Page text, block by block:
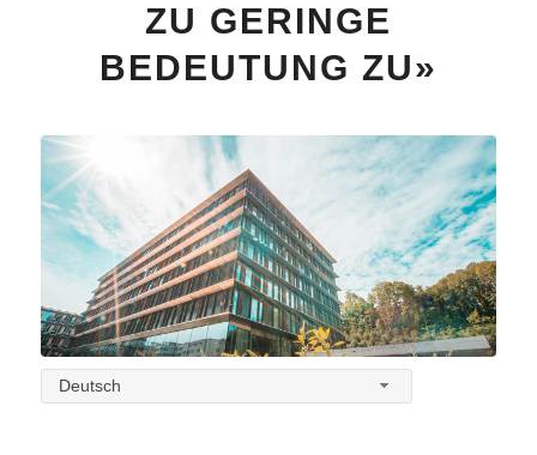
ZU GERINGE
BEDEUTUNG ZU»
Deutsch